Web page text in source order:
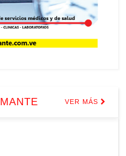
VER MÁS